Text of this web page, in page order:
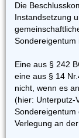
Die
Instandsetzung
Sondereigentum
Eine aus § 242
eine aus § 14
nicht, wenn es
(hier: Unterputz-
Verlegung an